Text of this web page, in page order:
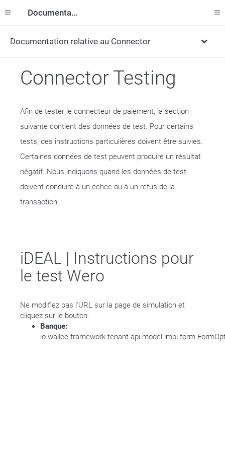
Documentation
Documentation relative au Connector
Connector Testing
Afin de tester le connecteur de paiement, la section
suivante contient des données de test. Pour certains
tests, des instructions particulières doivent être suivies.
Certaines données de test peuvent produire un résultat
négatif. Nous indiquons quand les données de test
doivent conduire à un échec ou à un refus de la
transaction.
iDEAL | Instructions pour
le test Wero
Ne modifiez pas l'URL sur la page de simulation et
cliquez sur le bouton.
Banque: